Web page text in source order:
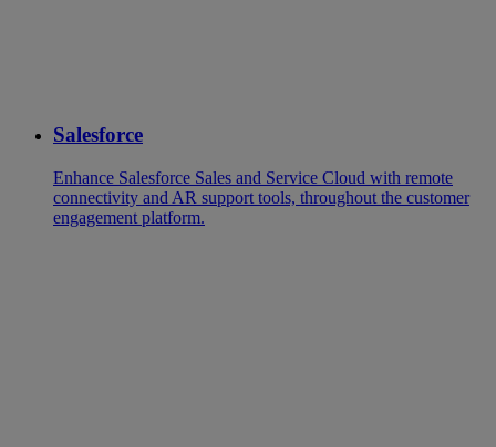
Salesforce
Enhance Salesforce Sales and Service Cloud with remote
connectivity and AR support tools, throughout the customer
engagement platform.